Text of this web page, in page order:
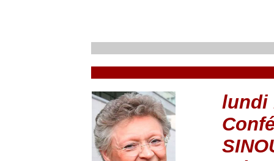
lundi